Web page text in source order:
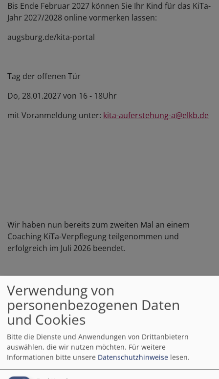
Bis Ende Februar 2027 können Sie Ihr Kind für das KiTa-
Jahr 2027/2028 online vormerken lassen:
augsburg.de/kita-portal
Tag der offenen Tür
Do, 28.01.2027 von 16 - 18Uhr
mit Voranmeldung unter: kita-auferstehung-a@elkb.de
Wir haben nun bereits zum zweiten Mal an einem
Coaching KiTa-Verpflegung teilgenommen und
erfolgreich im Juli 2026 beendet.
Dies ist ein Programm vom Amt für Ernährung,
Landwirtschaft und Forsten.
Wir wurden von Mitarbeitern des Amtes begleitet und
geschult.
Verwendung von
personenbezogenen Daten
und Cookies
Bitte die Dienste und Anwendungen von Drittanbietern
auswählen, die wir nutzen möchten. Für weitere
Informationen bitte unsere Datenschutzhinweise lesen.